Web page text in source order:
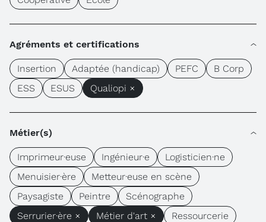
Agréments et certifications
Insertion Adaptée (handicap) PEFC
B Corp
ESS
ESUS Qualiopi ×
Métier(s)
Imprimeur·euse Ingénieur·e
Logisticien·ne
Menuisier·ère
Metteur·euse en scène
Paysagiste
Peintre
Scénographe
Serrurier·ère ×
Métier d'art ×
Ressourcerie